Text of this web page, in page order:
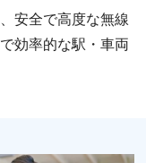
安全で⾼度な無線
効率的な駅・⾞両